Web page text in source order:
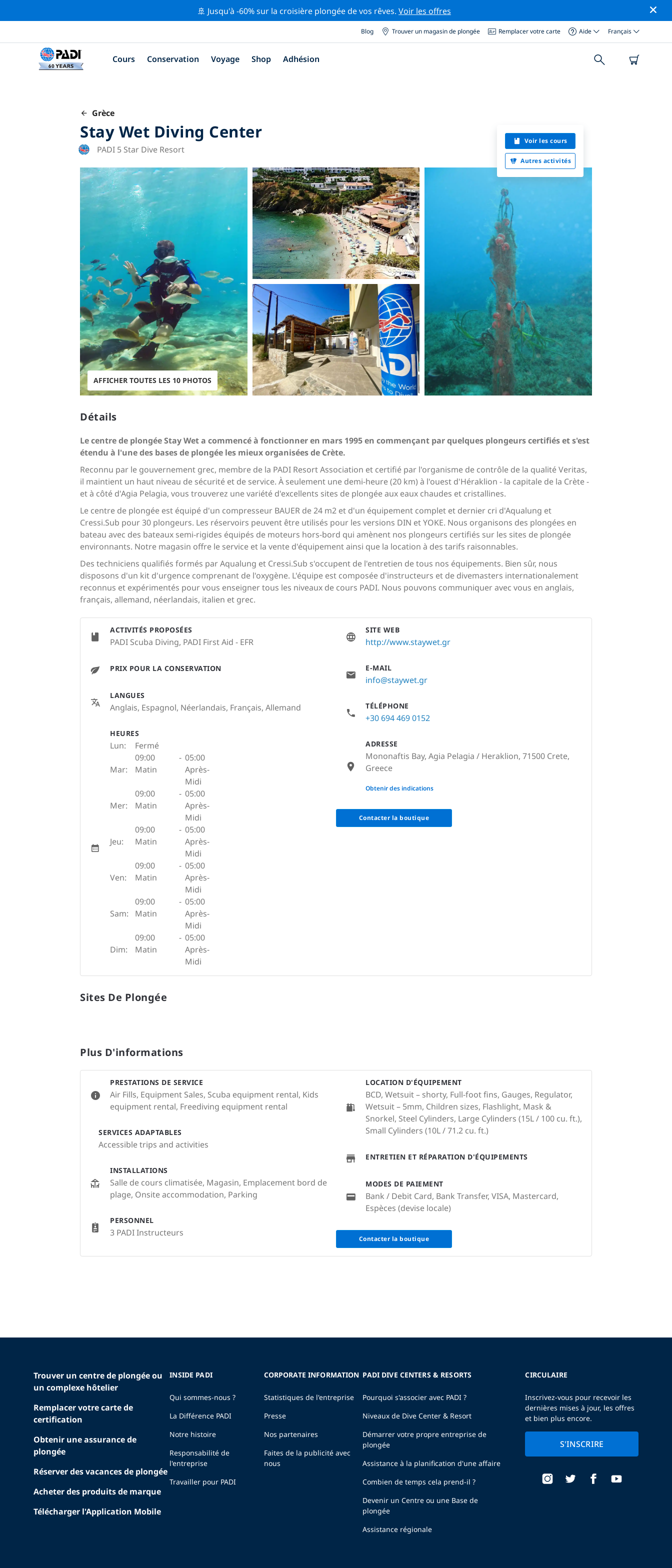
🚢 Jusqu'à -60% sur la croisière plongée de vos rêves. Voir les offres
Blog Trouver un magasin de plongée Remplacer votre carte Aide Français
Cours Conservation Voyage Shop Adhésion
Grèce
Stay Wet Diving Center
PADI 5 Star Dive Resort
Voir les cours
Autres activités
AFFICHER TOUTES LES 10 PHOTOS
Détails
Le centre de plongée Stay Wet a commencé à fonctionner en mars 1995 en commençant par quelques plongeurs certifiés et s'est
étendu à l'une des bases de plongée les mieux organisées de Crète.
Reconnu par le gouvernement grec, membre de la PADI Resort Association et certifié par l'organisme de contrôle de la qualité Veritas,
il maintient un haut niveau de sécurité et de service. À seulement une demi-heure (20 km) à l'ouest d'Héraklion - la capitale de la Crète -
et à côté d'Agia Pelagia, vous trouverez une variété d'excellents sites de plongée aux eaux chaudes et cristallines.
Le centre de plongée est équipé d'un compresseur BAUER de 24 m2 et d'un équipement complet et dernier cri d'Aqualung et
Cressi.Sub pour 30 plongeurs. Les réservoirs peuvent être utilisés pour les versions DIN et YOKE. Nous organisons des plongées en
bateau avec des bateaux semi-rigides équipés de moteurs hors-bord qui amènent nos plongeurs certifiés sur les sites de plongée
environnants. Notre magasin offre le service et la vente d'équipement ainsi que la location à des tarifs raisonnables.
Des techniciens qualifiés formés par Aqualung et Cressi.Sub s'occupent de l'entretien de tous nos équipements. Bien sûr, nous
disposons d'un kit d'urgence comprenant de l'oxygène. L'équipe est composée d'instructeurs et de divemasters internationalement
reconnus et expérimentés pour vous enseigner tous les niveaux de cours PADI. Nous pouvons communiquer avec vous en anglais,
français, allemand, néerlandais, italien et grec.
ACTIVITÉS PROPOSÉES
PADI Scuba Diving, PADI First Aid - EFR
PRIX POUR LA CONSERVATION
LANGUES
Anglais, Espagnol, Néerlandais, Français, Allemand
HEURES
Lun: Fermé
Mar:
09:00
Matin
- 05:00
Après-
Midi
Mer:
09:00
Matin
- 05:00
Après-
Midi
Jeu:
09:00
Matin
- 05:00
Après-
Midi
Ven:
09:00
Matin
- 05:00
Après-
Midi
Sam:
09:00
Matin
- 05:00
Après-
Midi
Dim:
09:00
Matin
- 05:00
Après-
Midi
SITE WEB
http://www.staywet.gr
E-MAIL
info@staywet.gr
TÉLÉPHONE
+30 694 469 0152
ADRESSE
Mononaftis Bay, Agia Pelagia / Heraklion, 71500 Crete,
Greece
None
Obtenir des indications
Contacter la boutique
Sites De Plongée
Plus D'informations
PRESTATIONS DE SERVICE
Air Fills, Equipment Sales, Scuba equipment rental, Kids
equipment rental, Freediving equipment rental
SERVICES ADAPTABLES
Accessible trips and activities
INSTALLATIONS
Salle de cours climatisée, Magasin, Emplacement bord de
plage, Onsite accommodation, Parking
PERSONNEL
3 PADI Instructeurs
LOCATION D'ÉQUIPEMENT
BCD, Wetsuit – shorty, Full-foot fins, Gauges, Regulator,
Wetsuit – 5mm, Children sizes, Flashlight, Mask &
Snorkel, Steel Cylinders, Large Cylinders (15L / 100 cu. ft.),
Small Cylinders (10L / 71.2 cu. ft.)
ENTRETIEN ET RÉPARATION D'ÉQUIPEMENTS
MODES DE PAIEMENT
Bank / Debit Card, Bank Transfer, VISA, Mastercard,
Espèces (devise locale)
Contacter la boutique
Trouver un centre de plongée ou
un complexe hôtelier
Remplacer votre carte de
certification
Obtenir une assurance de
plongée
Réserver des vacances de plongée
Acheter des produits de marque
Télécharger l'Application Mobile
INSIDE PADI
Qui sommes-nous ?
La Différence PADI
Notre histoire
Responsabilité de
l'entreprise
Travailler pour PADI
CORPORATE INFORMATION
Statistiques de l'entreprise
Presse
Nos partenaires
Faites de la publicité avec
nous
PADI DIVE CENTERS & RESORTS
Pourquoi s'associer avec PADI ?
Niveaux de Dive Center & Resort
Démarrer votre propre entreprise de
plongée
Assistance à la planification d'une affaire
Combien de temps cela prend-il ?
Devenir un Centre ou une Base de
plongée
Assistance régionale
CIRCULAIRE
Inscrivez-vous pour recevoir les
dernières mises à jour, les offres
et bien plus encore.
S'INSCRIRE